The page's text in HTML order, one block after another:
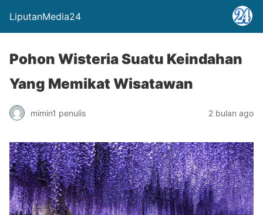
LiputanMedia24
Pohon Wisteria Suatu Keindahan
Yang Memikat Wisatawan
mimin1 penulis 2 bulan ago